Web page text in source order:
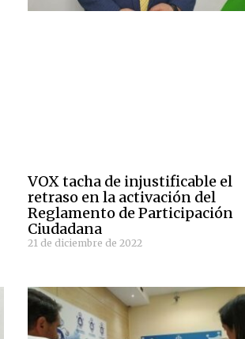
VOX tacha de injustificable el
retraso en la activación del
Reglamento de Participación
Ciudadana
21 de diciembre de 2022